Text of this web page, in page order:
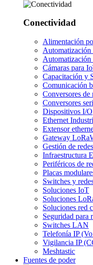
Conectividad
Alimentación
Automatización
Automatización
Cámaras para
Capacitación y
Comunicación
Conversores de
Conversores
Dispositivos I/O
Ethernet
Extensor
Gateway
Gestión de redes
Infraestructura
Periféricos de
Placas
Switches y
Soluciones IoT
Soluciones
Soluciones red
Seguridad para
Switches LAN
Telefonía IP
Vigilancia IP
Meshtastic
Fuentes de poder